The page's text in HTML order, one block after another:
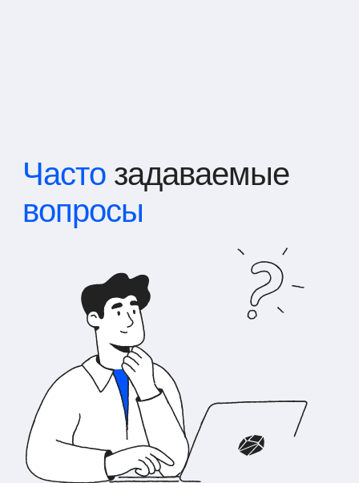
Часто задаваемые
вопросы